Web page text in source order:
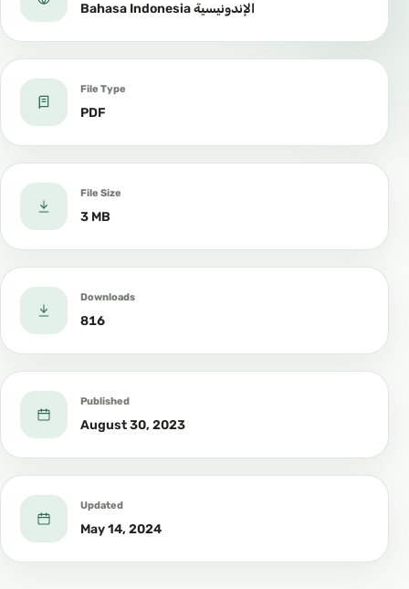
Bahasa Indonesia الإندونيسية
File Type
PDF
File Size
3 MB
Downloads
816
Published
August 30, 2023
Updated
May 14, 2024